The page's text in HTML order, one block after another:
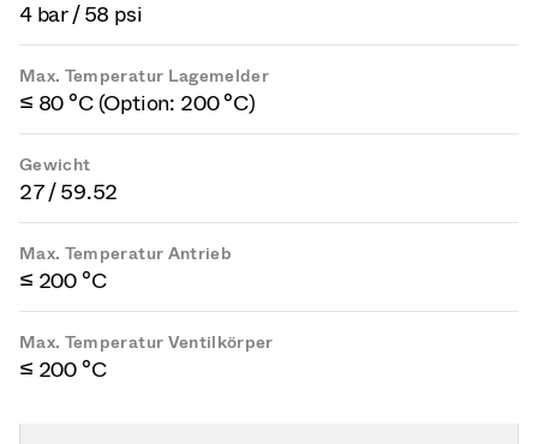
4 bar / 58 psi
Max. Temperatur Lagemelder
≤ 80 °C (Option: 200 °C)
Gewicht
27 / 59.52
Max. Temperatur Antrieb
≤ 200 °C
Max. Temperatur Ventilkörper
≤ 200 °C